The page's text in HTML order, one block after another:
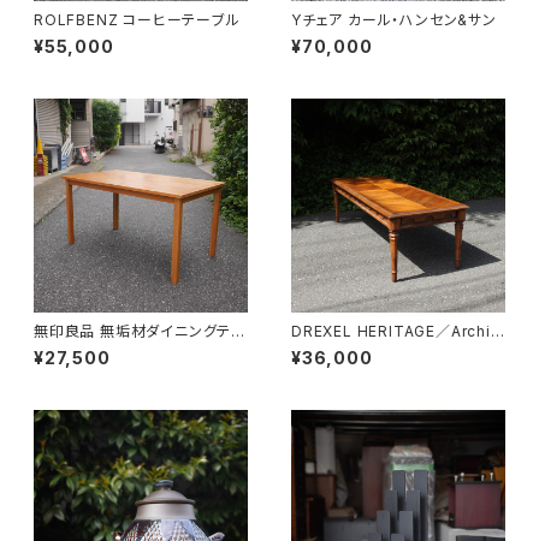
ROLFBENZ コーヒーテーブル
¥55,000
Yチェア カール・ハンセン&サン
¥70,000
無印良品 無垢材ダイニングテー
ブル
¥27,500
DREXEL HERITAGE／Archit
ectual Low Table
¥36,000